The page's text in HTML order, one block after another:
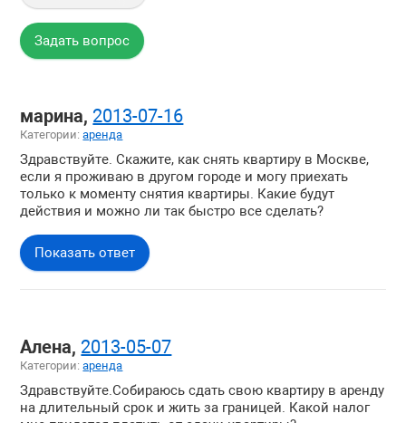
Все вопросы
Вопросы юристу
Покупка недвижимости
Загородная недвижимость
Коммерческая недвижимость
Вопросы о компании
Задать вопрос
марина, 2013-07-16
Категории:аренда
Здравствуйте. Скажите, как снять квартиру в Москве,
если я проживаю в другом городе и могу приехать
только к моменту снятия квартиры. Какие будут
действия и можно ли так быстро все сделать?
Показать ответ
Алена, 2013-05-07
Категории:аренда
Здравствуйте.Собираюсь сдать свою квартиру в аренду
на длительный срок и жить за границей. Какой налог